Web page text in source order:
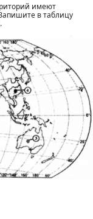
имеют
в таблицу